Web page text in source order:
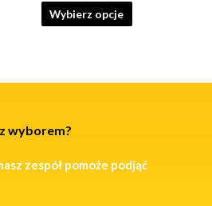
Wybierz opcje
wyborem?
zespół pomoże podjąć